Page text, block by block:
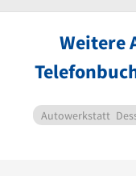
Weitere
Autowerkstatt